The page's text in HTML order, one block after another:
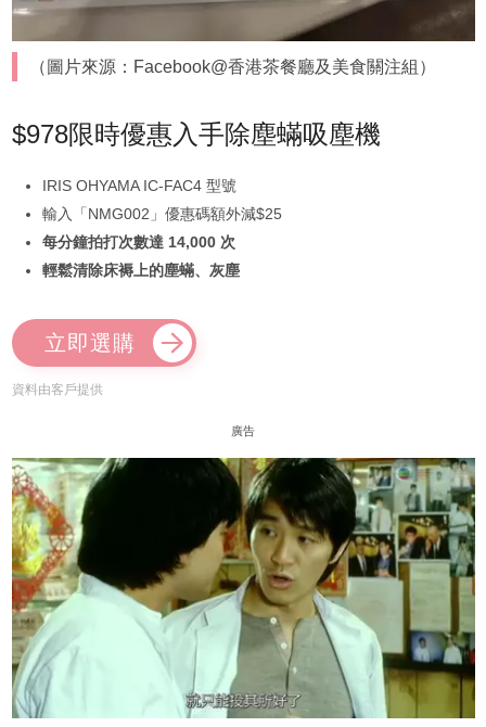
（圖片來源：Facebook@香港茶餐廳及美食關注組）
$978限時優惠入手除塵蟎吸塵機
IRIS OHYAMA IC-FAC4 型號
輸入「NMG002」優惠碼額外減$25
每分鐘拍打次數達 14,000 次
輕鬆清除床褥上的塵蟎、灰塵
立即選購
資料由客戶提供
廣告